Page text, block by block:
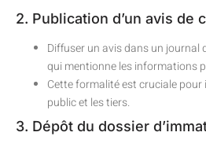
2. Publication d’un avis de
Diffuser un avis dans un journal
qui mentionne les informations
Cette formalité est cruciale
public et les tiers.
3. Dépôt du dossier